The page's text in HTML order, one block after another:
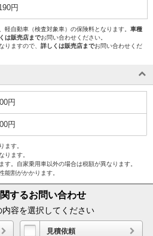
円
自動車（検査対象車）の保険料となります。 車種
は販売店までお問い合わせください。
りますので、 詳しくは販売店までお問い合わせくだ
円
円
ます。
ります。
。自家乗用車以外の場合は税額が異なります。
割がかかります。
するお問い合わせ
容を選択してください
見積依頼